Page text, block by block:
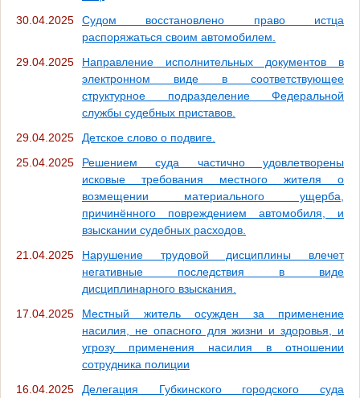
30.04.2025
Судом восстановлено право истца
распоряжаться своим автомобилем.
29.04.2025
Направление исполнительных документов в
электронном виде в соответствующее
структурное подразделение Федеральной
службы судебных приставов.
29.04.2025
Детское слово о подвиге.
25.04.2025
Решением суда частично удовлетворены
исковые требования местного жителя о
возмещении материального ущерба,
причинённого повреждением автомобиля, и
взыскании судебных расходов.
21.04.2025
Нарушение трудовой дисциплины влечет
негативные последствия в виде
дисциплинарного взыскания.
17.04.2025
Местный житель осужден за применение
насилия, не опасного для жизни и здоровья, и
угрозу применения насилия в отношении
сотрудника полиции
16.04.2025
Делегация Губкинского городского суда